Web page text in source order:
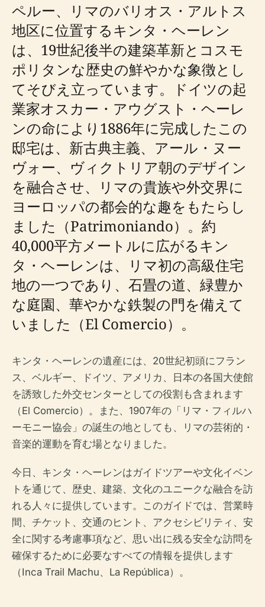
ペルー、リマのバリオス・アルトス
地区に位置するキンタ・ヘーレン
は、19世紀後半の建築革新とコスモ
ポリタンな歴史の鮮やかな象徴とし
てそびえ立っています。ドイツの起
業家オスカー・アウグスト・ヘーレ
ンの命により1886年に完成したこの
邸宅は、新古典主義、アール・ヌー
ヴォー、ヴィクトリア朝のデザイン
を融合させ、リマの貴族や外交界に
ヨーロッパの都会的な趣をもたらし
ました（Patrimoniando）。約
40,000平方メートルに広がるキン
タ・ヘーレンは、リマ初の高級住宅
地の一つであり、石畳の道、緑豊か
な庭園、華やかな鉄製の門を備えて
いました（El Comercio）。
キンタ・ヘーレンの遺産には、20世紀初頭にフラン
ス、ベルギー、ドイツ、アメリカ、日本の各国大使館
を誘致した外交センターとしての役割も含まれます
（El Comercio）。また、1907年の「リマ・フィルハ
ーモニー協会」の誕生の地としても、リマの芸術的・
音楽的運動を育む場となりました。
今日、キンタ・ヘーレンはガイドツアーや文化イベン
トを通じて、歴史、建築、文化のユニークな融合を訪
れる人々に提供しています。このガイドでは、営業時
間、チケット、交通のヒント、アクセシビリティ、安
全に関する考慮事項など、思い出に残る安全な訪問を
確保するために必要なすべての情報を提供します
（Inca Trail Machu、La República）。